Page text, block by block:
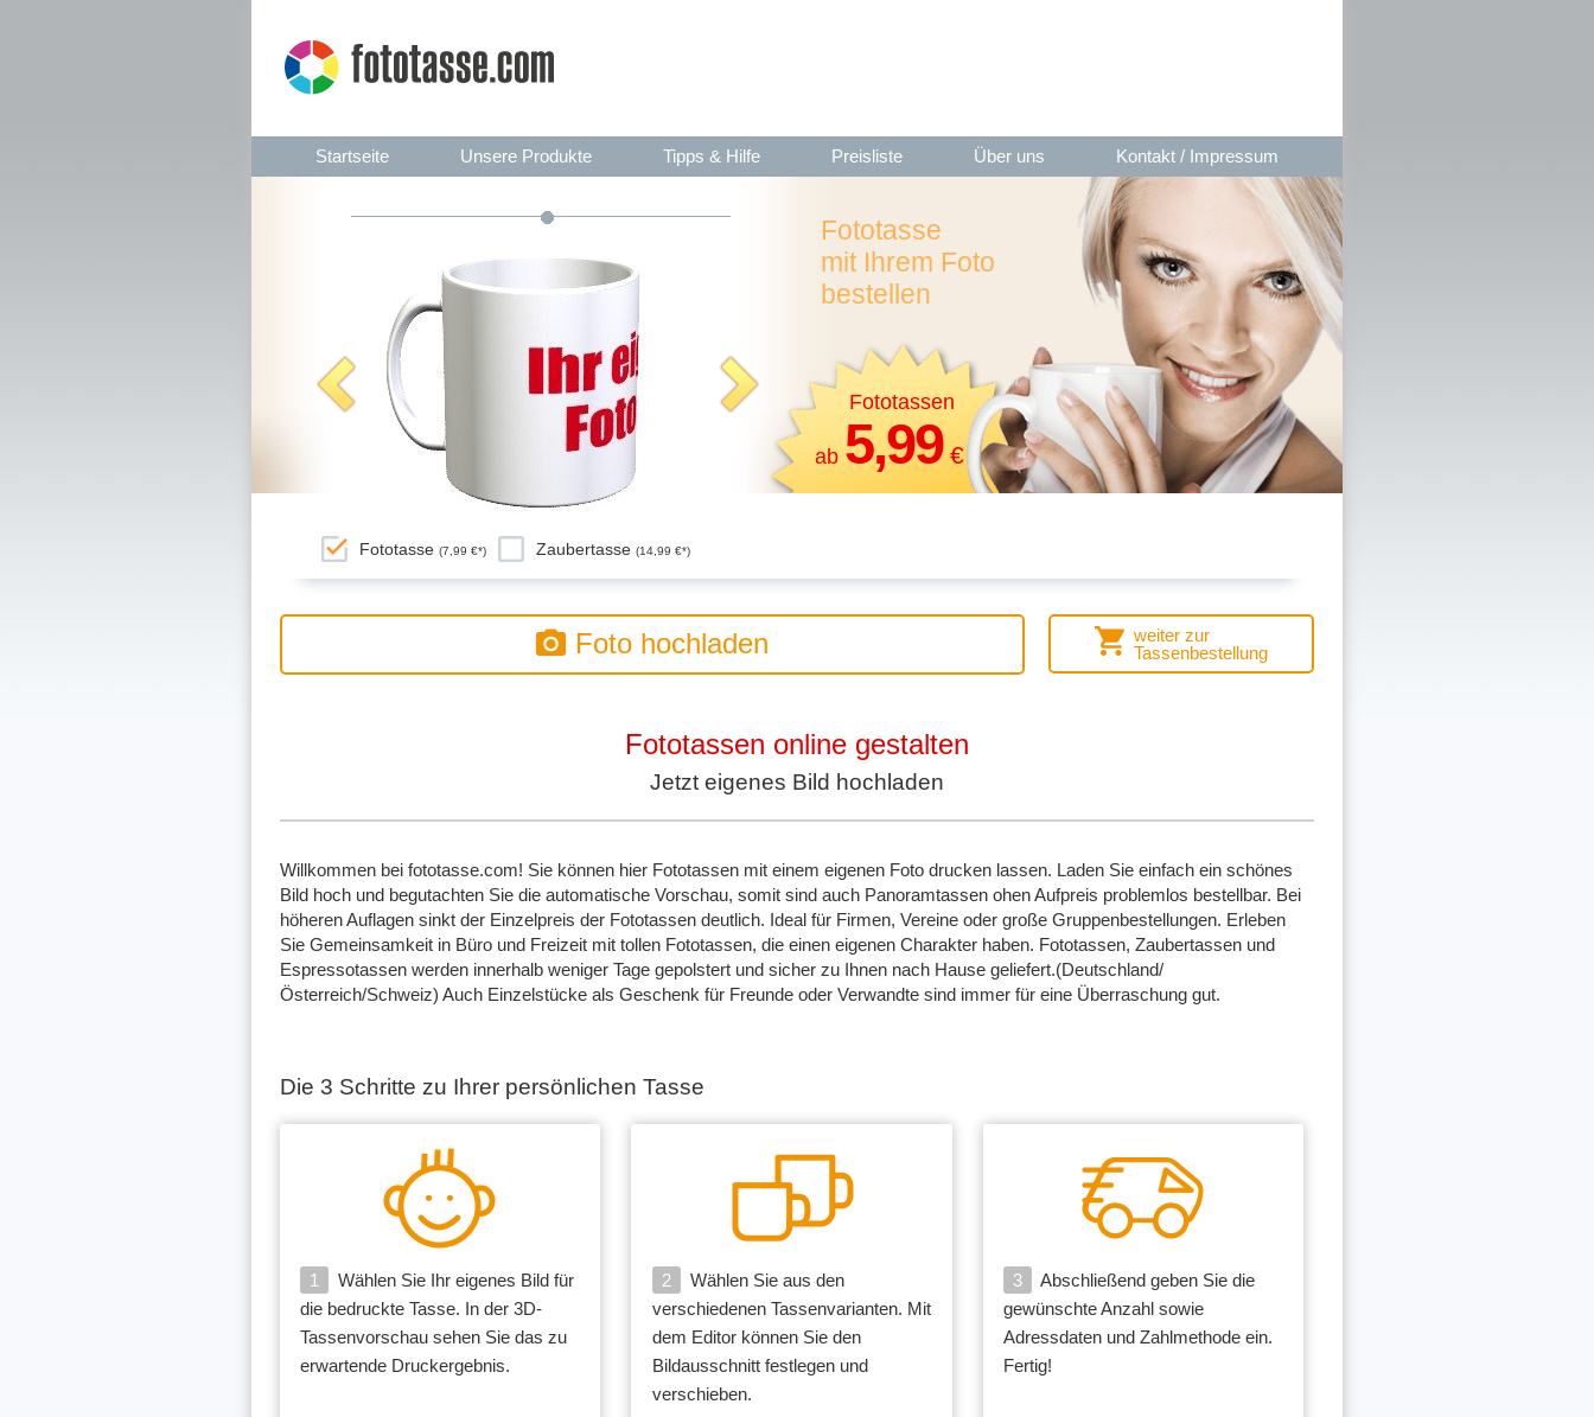
Startseite Unsere Produkte Tipps & Hilfe Preisliste Über uns Kontakt / Impressum
Fototasse
mit Ihrem Foto
bestellen
Fototassen
ab 5,99€
Fototasse (7,99 €*) Zaubertasse (14,99 €*)
Foto hochladen
weiter zur
Tassenbestellung
Fototassen online gestalten
Jetzt eigenes Bild hochladen
Willkommen bei fototasse.com! Sie können hier Fototassen mit einem eigenen Foto drucken lassen. Laden Sie einfach ein schönes
Bild hoch und begutachten Sie die automatische Vorschau, somit sind auch Panoramtassen ohen Aufpreis problemlos bestellbar. Bei
höheren Auflagen sinkt der Einzelpreis der Fototassen deutlich. Ideal für Firmen, Vereine oder große Gruppenbestellungen. Erleben
Sie Gemeinsamkeit in Büro und Freizeit mit tollen Fototassen, die einen eigenen Charakter haben. Fototassen, Zaubertassen und
Espressotassen werden innerhalb weniger Tage gepolstert und sicher zu Ihnen nach Hause geliefert.(Deutschland/
Österreich/Schweiz) Auch Einzelstücke als Geschenk für Freunde oder Verwandte sind immer für eine Überraschung gut.
Die 3 Schritte zu Ihrer persönlichen Tasse
1
Wählen Sie Ihr eigenes Bild für
die bedruckte Tasse. In der 3D-
Tassenvorschau sehen Sie das zu
erwartende Druckergebnis.
2
Wählen Sie aus den
verschiedenen Tassenvarianten. Mit
dem Editor können Sie den
Bildausschnitt festlegen und
verschieben.
3
Abschließend geben Sie die
gewünschte Anzahl sowie
Adressdaten und Zahlmethode ein.
Fertig!